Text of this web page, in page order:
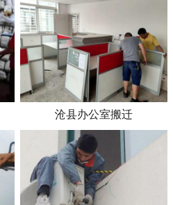
沧县办公室搬迁